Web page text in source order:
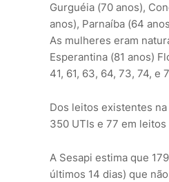
Gurguéia (70 anos),
anos), Parnaíba (64
As mulheres eram
Esperantina (81 anos)
41, 61, 63, 64, 73, 74,
Dos leitos existentes
350 UTIs e 77 em leitos
A Sesapi estima que
últimos 14 dias) que